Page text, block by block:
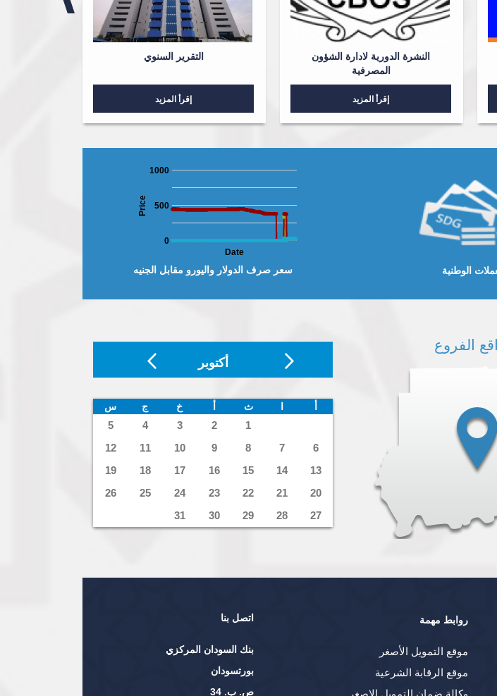
التقرير السنوي
إقرأ المزيد
النشرة الدورية لادارة الشؤون
المصرفية
إقرأ المزيد
0
500
1000
Date
Price
سعر صرف الدولار واليورو مقابل الجنيه الوطنية
أكتوبر
ث خ ج س
1
2
3
4
5
6
7
8
9
10
11
12
13
14
15
16
17
18
19
20
21
22
23
24
25
26
27
28
29
30
31
الفروع
اتصل بنا
بنك السودان المركزي
بورتسودان
ص. ب. 34
روابط مهمة
موقع التمويل الأصغر
موقع الرقابة الشرعية
وكالة ضمان التمويل الاصغر